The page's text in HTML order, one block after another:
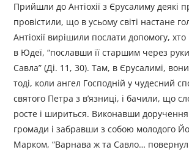
Прийшли до Антіохії з Єрусалиму деякі
провістили, що в усьому світі настане
Антіохії вирішили послати допомогу,
в Юдеї, “пославши її старшим через
Савла” (Ді. 11, 30). Там, в Єрусалимі,
тоді, коли ангел Господній у чудесний
святого Петра з в’язниці, і бачили, що
росте і шириться. Виконавши доручення
громади і забравши з собою молодого
Марком, “Варнава ж та Савло…